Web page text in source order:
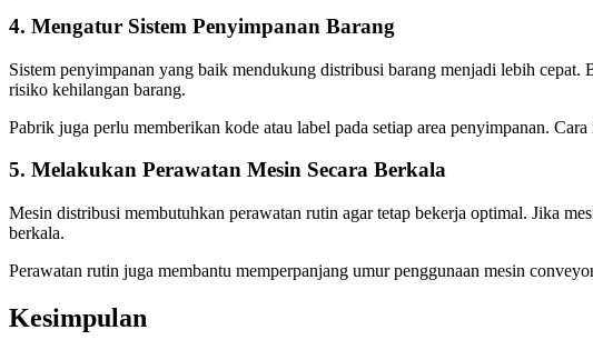
4. Mengatur Sistem Penyimpanan Barang
Sistem penyimpanan yang baik mendukung distribusi barang menjadi lebih cepat.
risiko kehilangan barang.
Pabrik juga perlu memberikan kode atau label pada setiap area penyimpanan.
5. Melakukan Perawatan Mesin Secara Berkala
Mesin distribusi membutuhkan perawatan rutin agar tetap bekerja optimal. Jika
berkala.
Perawatan rutin juga membantu memperpanjang umur penggunaan mesin
Kesimpulan